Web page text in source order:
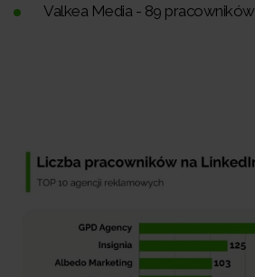
Valkea Media - 89 pracowników